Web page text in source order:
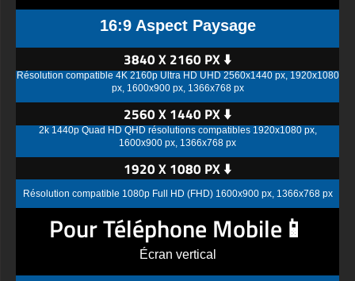
16:9 Aspect Paysage
3840 X 2160 PX ⬇️
Résolution compatible 4K 2160p Ultra HD UHD 2560x1440 px, 1920x1080
px, 1600x900 px, 1366x768 px
2560 X 1440 PX ⬇️
2k 1440p Quad HD QHD résolutions compatibles 1920x1080 px,
1600x900 px, 1366x768 px
1920 X 1080 PX ⬇️
Résolution compatible 1080p Full HD (FHD) 1600x900 px, 1366x768 px
Pour Téléphone Mobile📱
Écran vertical